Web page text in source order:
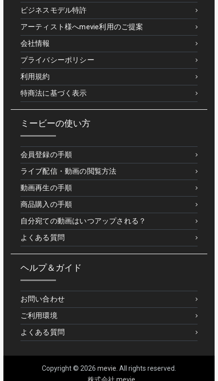
ビジネスモデル特許
アーティスト様へmevie利用のご提案
会社情報
プライバシーポリシー
利用規約
特商法に基づく表示
ミービーの使い方
会員登録の手順
ライブ配信・動画の閲覧方法
動画再生の手順
商品購入の手順
自分宛ての動画はいつアップされる？
よくある質問
ヘルプ＆ガイド
お問い合わせ
ご利用環境
よくある質問
Copyright © 2026 mevie. All rights reserved.